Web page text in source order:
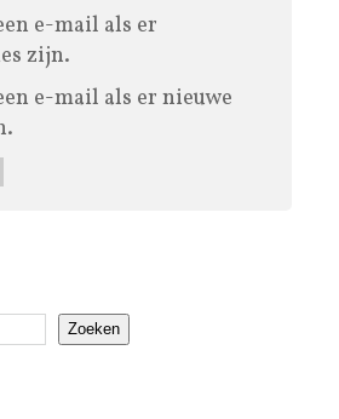
e-mail als er
zijn.
e-mail als er nieuwe
Zoeken